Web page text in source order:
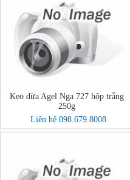
Kẹo dừa Agel Nga 727 hộp trắng
250g
Liên hệ 098.679.8008